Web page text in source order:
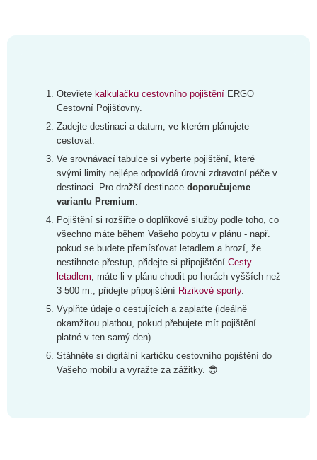
Otevřete kalkulačku cestovního pojištění ERGO
Cestovní Pojišťovny.
Zadejte destinaci a datum, ve kterém plánujete
cestovat.
Ve srovnávací tabulce si vyberte pojištění, které
svými limity nejlépe odpovídá úrovni zdravotní péče v
destinaci. Pro dražší destinace doporučujeme
variantu Premium.
Pojištění si rozšiřte o doplňkové služby podle toho, co
všechno máte během Vašeho pobytu v plánu - např.
pokud se budete přemísťovat letadlem a hrozí, že
nestihnete přestup, přidejte si připojištění Cesty
letadlem, máte-li v plánu chodit po horách vyšších než
3 500 m., přidejte připojištění Rizikové sporty.
Vyplňte údaje o cestujících a zaplaťte (ideálně
okamžitou platbou, pokud přebujete mít pojištění
platné v ten samý den).
Stáhněte si digitální kartičku cestovního pojištění do
Vašeho mobilu a vyražte za zážitky. 😎